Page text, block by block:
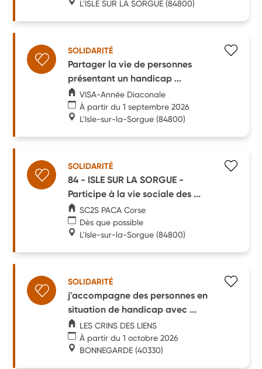
L'ISLE SUR LA SORGUE (84800)
SOLIDARITÉ
Partager la vie de personnes
présentant un handicap ...
VISA-Année Diaconale
À partir du 1 septembre 2026
L'Isle-sur-la-Sorgue (84800)
SOLIDARITÉ
84 - ISLE SUR LA SORGUE -
Participe à la vie sociale des ...
SC2S PACA Corse
Dès que possible
L'Isle-sur-la-Sorgue (84800)
SOLIDARITÉ
j'accompagne des personnes en
situation de handicap avec ...
LES CRINS DES LIENS
À partir du 1 octobre 2026
BONNEGARDE (40330)